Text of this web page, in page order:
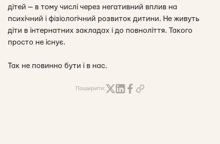
дітей — в тому числі через негативний вплив на
психічний і фізіологічний розвиток дитини. Не живуть
діти в інтернатних закладах і до повноліття. Такого
просто не існує.
Так не повинно бути і в нас.
Поширити: